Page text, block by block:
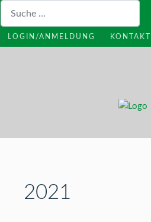
LOGIN/ANMELDUNG KONTAKT
2021